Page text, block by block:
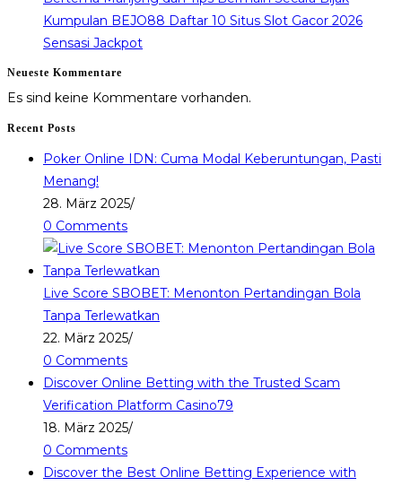
Kumpulan BEJO88 Daftar 10 Situs Slot Gacor 2026
Sensasi Jackpot
Neueste Kommentare
Es sind keine Kommentare vorhanden.
Recent Posts
Poker Online IDN: Cuma Modal Keberuntungan, Pasti
Menang!
28. März 2025/
0 Comments
Live Score SBOBET: Menonton Pertandingan Bola
Tanpa Terlewatkan
22. März 2025/
0 Comments
Discover Online Betting with the Trusted Scam
Verification Platform Casino79
18. März 2025/
0 Comments
Discover the Best Online Betting Experience with